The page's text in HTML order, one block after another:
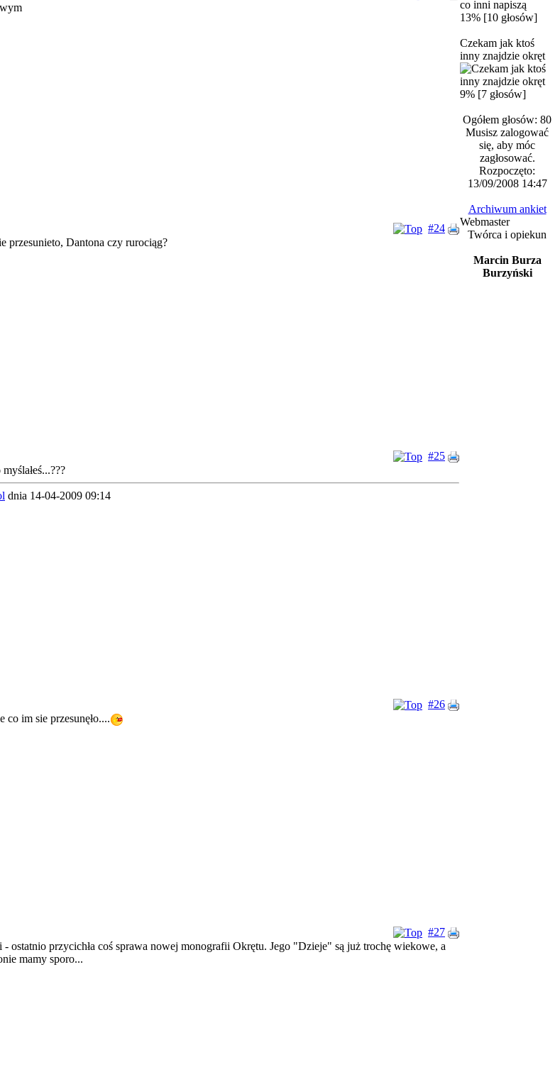
#24
przesunieto, Dantona czy rurociąg?
#25
dnia 14-04-2009 09:14
#26
co im sie przesunęło....
#27
ostatnio przycichła coś sprawa nowej monografii Okrętu. Jego "Dzieje" są już trochę wiekowe, a
mamy sporo...
13% [10 głosów]
Czekam jak ktoś
inny znajdzie okręt
9% [7 głosów]
Ogółem głosów: 80
Musisz zalogować
się, aby móc
zagłosować.
Rozpoczęto:
13/09/2008 14:47
Archiwum ankiet
Webmaster
Twórca i opiekun
Marcin Burza
Burzyński